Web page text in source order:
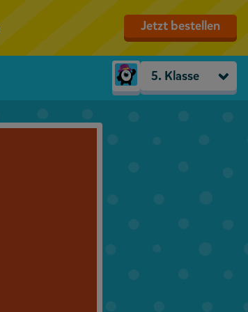
Jetzt bestellen
5. Klasse